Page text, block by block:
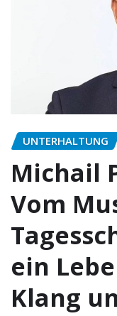
UNTERHALTUNG
Michail
Vom
ein
Klang